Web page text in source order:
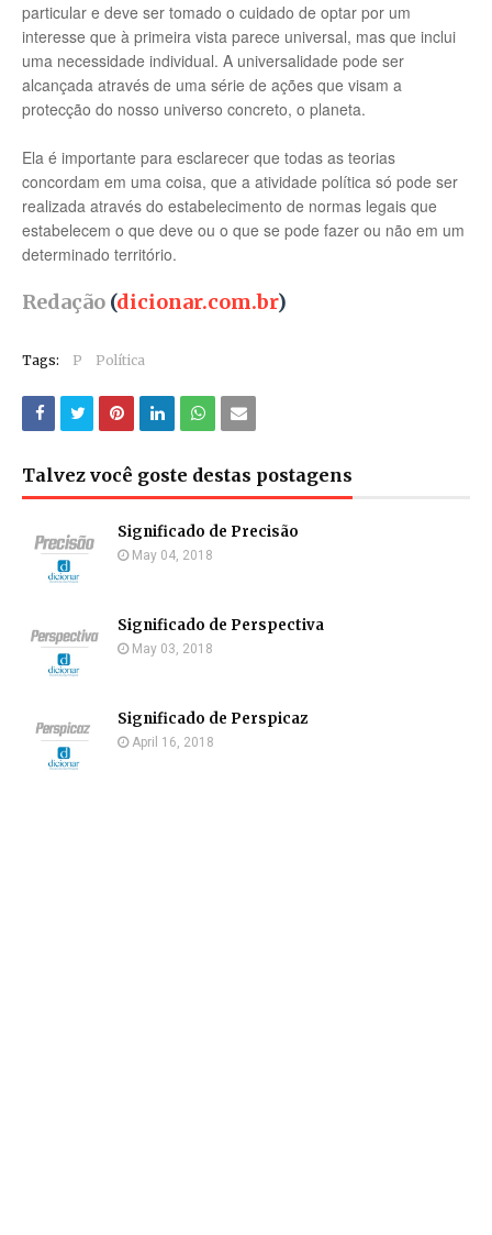
particular e deve ser tomado o cuidado de optar por um
interesse que à primeira vista parece universal, mas que inclui
uma necessidade individual. A universalidade pode ser
alcançada através de uma série de ações que visam a
protecção do nosso universo concreto, o planeta.
Ela é importante para esclarecer que todas as teorias
concordam em uma coisa, que a atividade política só pode ser
realizada através do estabelecimento de normas legais que
estabelecem o que deve ou o que se pode fazer ou não em um
determinado território.
Redação (dicionar.com.br)
Tags: P Política
Talvez você goste destas postagens
Significado de Precisão
May 04, 2018
Significado de Perspectiva
May 03, 2018
Significado de Perspicaz
April 16, 2018